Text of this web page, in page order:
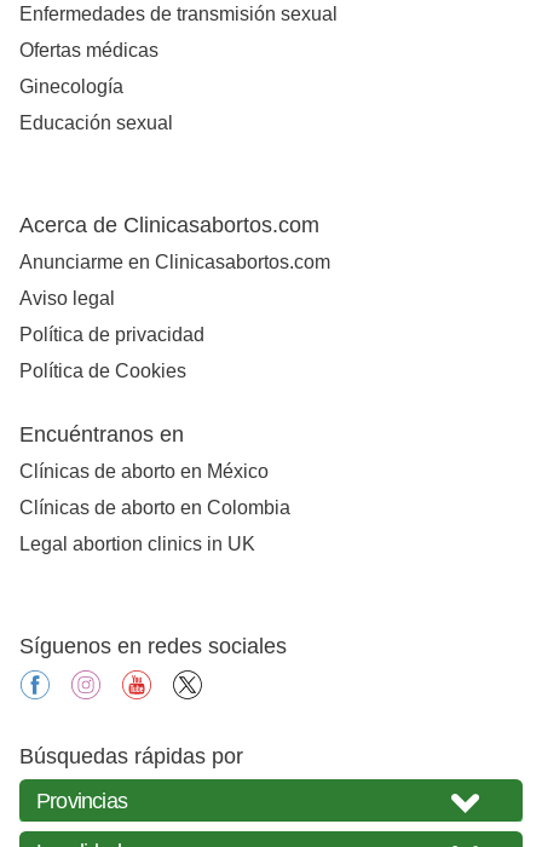
Enfermedades de transmisión sexual
Ofertas médicas
Ginecología
Educación sexual
Acerca de Clinicasabortos.com
Anunciarme en Clinicasabortos.com
Aviso legal
Política de privacidad
Política de Cookies
Encuéntranos en
Clínicas de aborto en México
Clínicas de aborto en Colombia
Legal abortion clinics in UK
Síguenos en redes sociales
facebookinstagramyoutube
Búsquedas rápidas por